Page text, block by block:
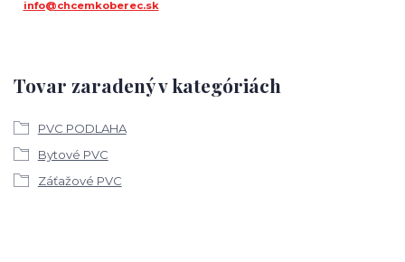
Tovar zaradený v kategóriách
PVC PODLAHA
Bytové PVC
Záťažové PVC
info@chcemkoberec.sk